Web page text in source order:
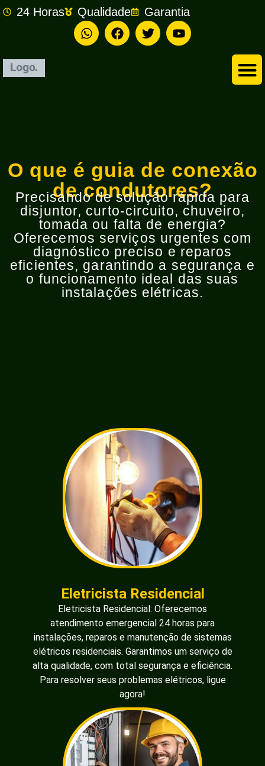
24 Horas Qualidade Garantia
O que é guia de conexão
de condutores?
Precisando de solução rápida para
disjuntor, curto-circuito, chuveiro,
tomada ou falta de energia?
Oferecemos serviços urgentes com
diagnóstico preciso e reparos
eficientes, garantindo a segurança e
o funcionamento ideal das suas
instalações elétricas.
Eletricista Residencial
Eletricista Residencial: Oferecemos
atendimento emergencial 24 horas para
instalações, reparos e manutenção de sistemas
elétricos residenciais. Garantimos um serviço de
alta qualidade, com total segurança e eficiência.
Para resolver seus problemas elétricos, ligue
agora!